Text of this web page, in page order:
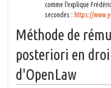
comme l'explique
secondes : https://
Méthode de
posteriori en
d'OpenLaw